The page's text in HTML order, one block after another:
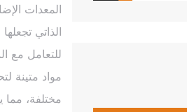
المعدات
الذاتي
للتعامل مع
مواد متينة
مختلفة، مما